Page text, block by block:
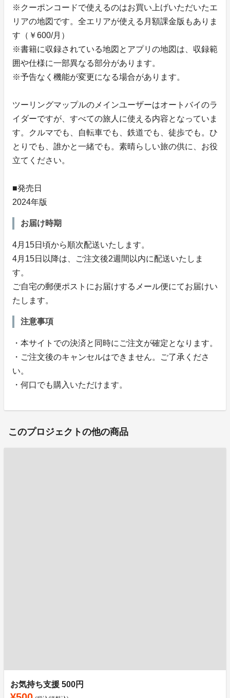
※クーポンコードで使えるのはお買い上げいただいたエ
リアの地図です。全エリアが使える月額課金版もありま
す（￥600/月）
※書籍に収録されている地図とアプリの地図は、収録範
囲や仕様に一部異なる部分があります。
※予告なく機能が変更になる場合があります。
ツーリングマップルのメインユーザーはオートバイのラ
イダーですが、すべての旅人に使える内容となっていま
す。クルマでも、自転車でも、鉄道でも、徒歩でも。ひ
とりでも、誰かと一緒でも。素晴らしい旅の供に、お役
立てください。
■発売日
2024年版
お届け時期
4月15日頃から順次配送いたします。
4月15日以降は、ご注文後2週間以内に配送いたしま
す。
ご自宅の郵便ポストにお届けするメール便にてお届けい
たします。
注意事項
・本サイトでの決済と同時にご注文が確定となります。
・ご注文後のキャンセルはできません。ご了承くださ
い。
・何口でも購入いただけます。
このプロジェクトの他の商品
お気持ち支援 500円